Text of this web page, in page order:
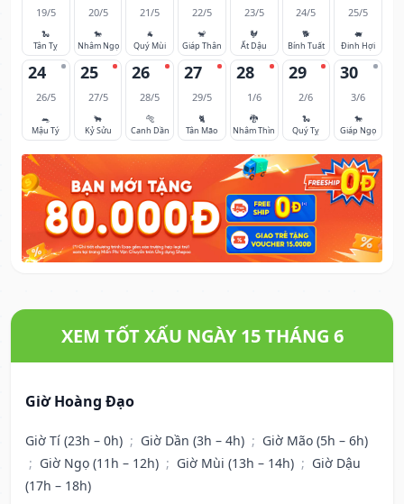
19/5
🐍
Tân Tỵ
20/5
🐎
Nhâm Ngọ
21/5
🐐
Quý Mùi
22/5
🐒
Giáp Thân
23/5
🐓
Ất Dậu
24/5
🐕
Bính Tuất
25/5
🐖
Đinh Hợi
24
26/5
🐀
Mậu Tý
25
27/5
🐂
Kỷ Sửu
26
28/5
🐅
Canh Dần
27
29/5
🐈
Tân Mão
28
1/6
🐉
Nhâm Thìn
29
2/6
🐍
Quý Tỵ
30
3/6
🐎
Giáp Ngọ
XEM TỐT XẤU NGÀY 15 THÁNG 6
Giờ Hoàng Đạo
Giờ Tí (23h – 0h) ; Giờ Dần (3h – 4h) ; Giờ Mão (5h – 6h)
; Giờ Ngọ (11h – 12h) ; Giờ Mùi (13h – 14h) ; Giờ Dậu
(17h – 18h)